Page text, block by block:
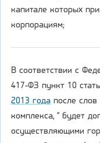
капитале которых
корпорациям;
В соответствии с
417-ФЗ пункт 10
2013 года после слов
комплекса, " будет
осуществляющими